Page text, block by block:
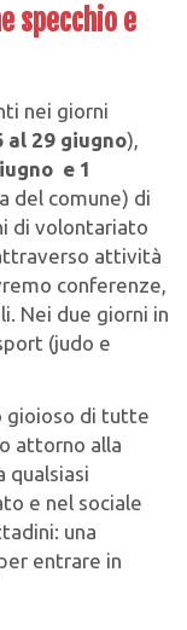
specchio e
nei giorni
al 29 giugno),
e 1
del comune) di
di volontariato
attività
conferenze,
Nei due giorni in
(judo e
gioioso di tutte
attorno alla
qualsiasi
e nel sociale
una
entrare in